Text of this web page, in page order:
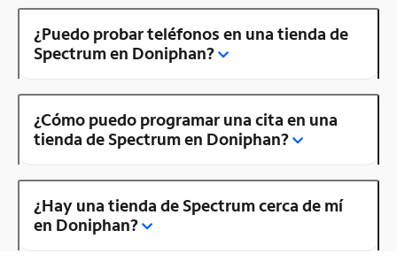
¿Puedo probar teléfonos en una tienda de
Spectrum en Doniphan?
¿Cómo puedo programar una cita en una
tienda de Spectrum en Doniphan?
¿Hay una tienda de Spectrum cerca de mí
en Doniphan?